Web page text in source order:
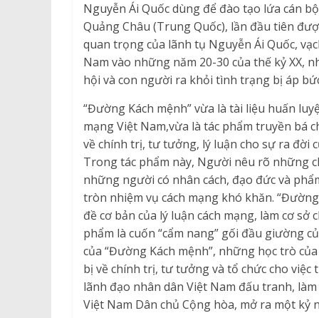
Nguyễn Ái Quốc dùng để đào tạo lứa cán
Quảng Châu (Trung Quốc), lần đầu tiên
quan trọng của lãnh tụ Nguyễn Ái Quốc,
Nam vào những năm 20-30 của thế kỷ XX,
hội và con người ra khỏi tình trạng bị áp
“Đường Kách mệnh” vừa là tài liệu huấn
mạng Việt Nam,vừa là tác phẩm truyền bá
về chính trị, tư tưởng, lý luận cho sự ra đời
Trong tác phẩm này, Người nêu rõ những
những người có nhân cách, đạo đức và
tròn nhiệm vụ cách mạng khó khăn.
đề cơ bản của lý luận cách mạng, làm cơ
phẩm là cuốn “cẩm nang” gối đầu giường
của “Đường Kách mệnh”, những học trò
bị về chính trị, tư tưởng và tổ chức cho
lãnh đạo nhân dân Việt Nam đấu tranh,
Việt Nam Dân chủ Cộng hòa, mở ra một kỷ